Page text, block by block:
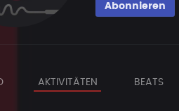
Abonnieren
AKTIVITÄTEN BEATS